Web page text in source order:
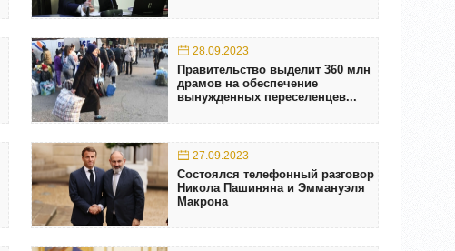
28.09.2023
Правительство выделит 360 млн
драмов на обеспечение
вынужденных переселенцев...
27.09.2023
Состоялся телефонный разговор
Никола Пашиняна и Эммануэля
Макрона